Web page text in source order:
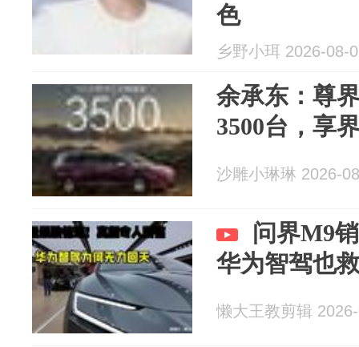
色
乡野小珥 2026-08-
余承东：尊
3500台，享
沙雕小琳琳 2026-
问界M9
华为智驾也
懒大王教剪辑